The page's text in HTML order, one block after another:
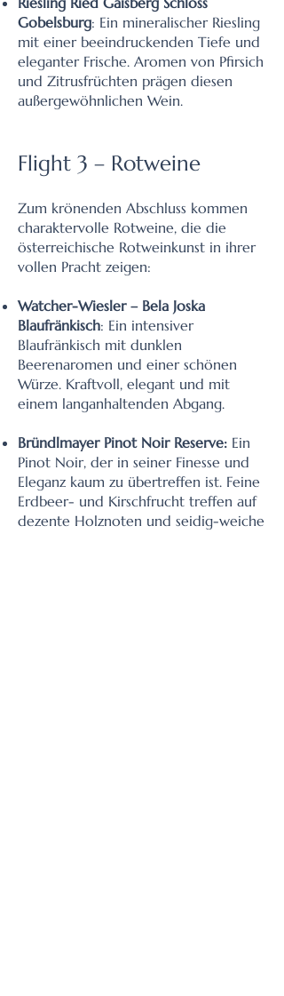
Gobelsburg: Ein mineralischer Riesling
mit einer beeindruckenden Tiefe und
eleganter Frische. Aromen von Pfirsich
und Zitrusfrüchten prägen diesen
außergewöhnlichen Wein.
Flight 3 – Rotweine
Zum krönenden Abschluss kommen
charaktervolle Rotweine, die die
österreichische Rotweinkunst in ihrer
vollen Pracht zeigen:
Watcher-Wiesler – Bela Joska
Blaufränkisch: Ein intensiver
Blaufränkisch mit dunklen
Beerenaromen und einer schönen
Würze. Kraftvoll, elegant und mit
einem langanhaltenden Abgang.
Bründlmayer Pinot Noir Reserve: Ein
Pinot Noir, der in seiner Finesse und
Eleganz kaum zu übertreffen ist. Feine
Erdbeer- und Kirschfrucht treffen auf
dezente Holznoten und seidig-weiche